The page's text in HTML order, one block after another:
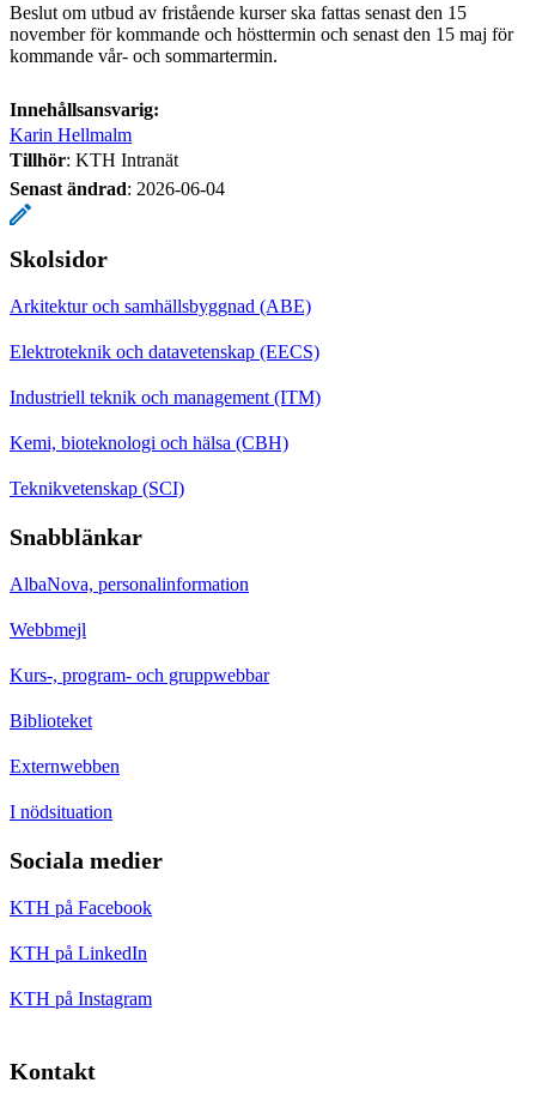
Beslut om utbud av fristående kurser ska fattas senast den 15
november för kommande och hösttermin och senast den 15 maj för
kommande vår- och sommartermin.
Innehållsansvarig:
Karin Hellmalm
Tillhör: KTH Intranät
Senast ändrad: 2026-06-04
Skolsidor
Arkitektur och samhällsbyggnad (ABE)
Elektroteknik och datavetenskap (EECS)
Industriell teknik och management (ITM)
Kemi, bioteknologi och hälsa (CBH)
Teknikvetenskap (SCI)
Snabblänkar
AlbaNova, personalinformation
Webbmejl
Kurs-, program- och gruppwebbar
Biblioteket
Externwebben
I nödsituation
Sociala medier
KTH på Facebook
KTH på LinkedIn
KTH på Instagram
Kontakt